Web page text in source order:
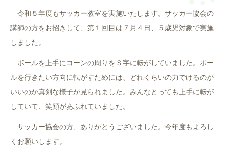
採用情報
ここのっす便り
令和５年度もサッカー教室を実施いたします。サッカー協会の
講師の方をお招きして、第１回目は７月４日、５歳児対象で実施
しました。
ボールを上手にコーンの周りをＳ字に転がしていました。ボー
ルを行きたい方向に転がすためには、どれくらいの力でけるのが
いいのか真剣な様子が見られました。みんなとっても上手に転が
していて、笑顔があふれていました。
サッカー協会の方、ありがとうございました。今年度もよろし
くお願いします。